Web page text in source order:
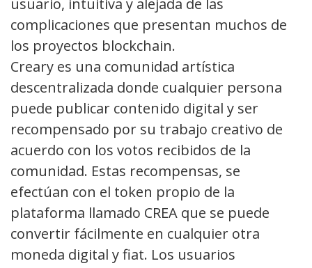
usuario, intuitiva y alejada de las
complicaciones que presentan muchos de
los proyectos blockchain.
Creary es una comunidad artística
descentralizada donde cualquier persona
puede publicar contenido digital y ser
recompensado por su trabajo creativo de
acuerdo con los votos recibidos de la
comunidad. Estas recompensas, se
efectúan con el token propio de la
plataforma llamado CREA que se puede
convertir fácilmente en cualquier otra
moneda digital y fiat. Los usuarios